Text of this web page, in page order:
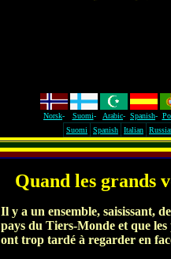
-
Spanish
-
Arabic
-
Suomi
-
Norsk
Italian
Spanish
Suomi
Quand les grands
Il y a un ensemble, saisissant,
pays du Tiers-Monde et que
ont trop tardé à regarder en